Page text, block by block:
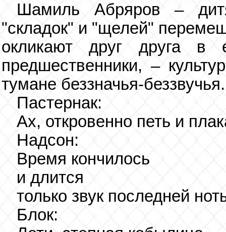
Шамиль Абряров –
"складок" и "щелей"
окликают друг друга в
предшественники, –
тумане беззначья-беззвучья.
Пастернак:
Ах, откровенно петь и
Надсон:
Время кончилось
и длится
только звук последней
Блок: